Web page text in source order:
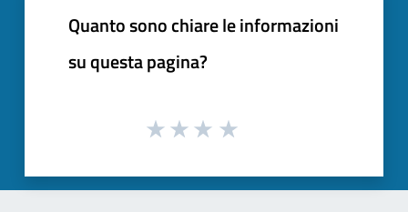
Quanto sono chiare le informazioni
su questa pagina?